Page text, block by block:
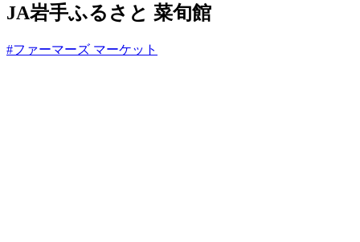
と
JA岩手ふるさと 菜旬館
#ファーマーズ マーケット